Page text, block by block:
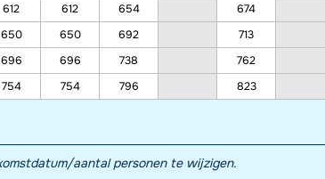
612
612 654 674
650
650 692 713
696
696 738 762
754
754 796 823
aantal personen te wijzigen.